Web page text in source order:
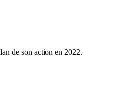
de son action en 2022.